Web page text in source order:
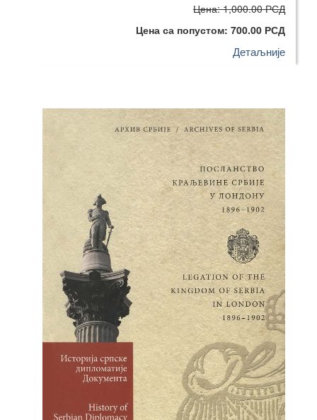
Цена: 1,000.00 РСД
Цена са попустом: 700.00 РСД
Детаљније